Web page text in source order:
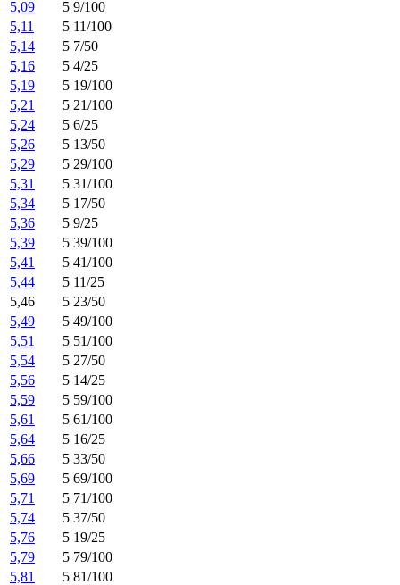
5,09
5 9/100
5,11
5 11/100
5,14
5 7/50
5,16
5 4/25
5,19
5 19/100
5,21
5 21/100
5,24
5 6/25
5,26
5 13/50
5,29
5 29/100
5,31
5 31/100
5,34
5 17/50
5,36
5 9/25
5,39
5 39/100
5,41
5 41/100
5,44
5 11/25
5,46
5 23/50
5,49
5 49/100
5,51
5 51/100
5,54
5 27/50
5,56
5 14/25
5,59
5 59/100
5,61
5 61/100
5,64
5 16/25
5,66
5 33/50
5,69
5 69/100
5,71
5 71/100
5,74
5 37/50
5,76
5 19/25
5,79
5 79/100
5,81
5 81/100